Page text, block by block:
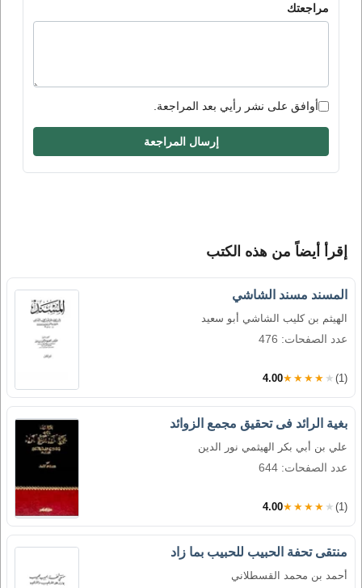
مراجعتك
أوافق على نشر رأيي بعد المراجعة.
إرسال المراجعة
إقرأ أيضاً من هذه الكتب
المسند مسند الشاشي
الهيثم بن كليب الشاشي أبو سعيد
عدد الصفحات: 476
4.00★★★★★ (1)
بغية الرائد فى تحقيق مجمع الزوائد
علي بن أبي بكر الهيثمي نور الدين
عدد الصفحات: 644
4.00★★★★★ (1)
منتقى تحفة الحبيب للحبيب بما زاد
أحمد بن محمد القسطلاني